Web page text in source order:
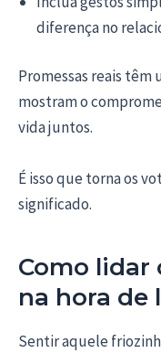
diferença no
Promessas reais
mostram o
vida juntos.
É isso que torna os
significado.
Como lidar
na hora de
Sentir aquele